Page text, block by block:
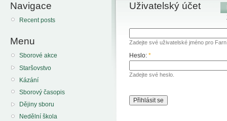
Navigace
Recent posts
Menu
Sborové akce
Staršovstvo
Kázání
Sborový časopis
Dějiny sboru
Nedělní škola
Uživatelský účet
Zadejte své uživatelské jméno pro
Heslo: *
Zadejte své heslo.